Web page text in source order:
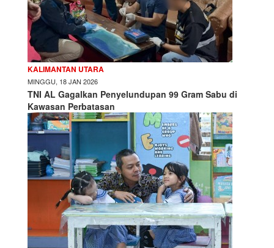
KALIMANTAN UTARA
MINGGU, 18 JAN 2026
TNI AL Gagalkan Penyelundupan 99 Gram Sabu di
Kawasan Perbatasan